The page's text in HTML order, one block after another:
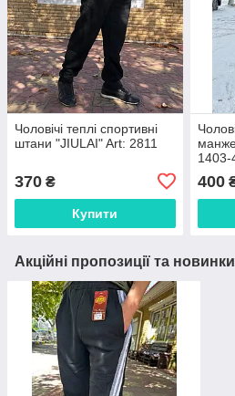
Чоловічі теплі спортивні
штани "JIULAI" Art: 2811
370 ₴
Купити
1403-
400
Акційні пропозиції та новинки